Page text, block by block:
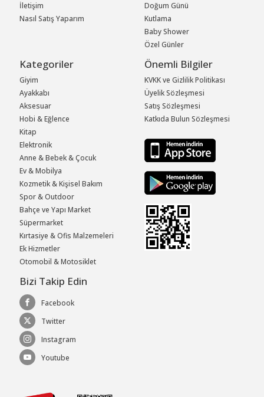
İletişim
Nasıl Satış Yaparım
Doğum Günü
Kutlama
Baby Shower
Özel Günler
Kategoriler
Giyim
Ayakkabı
Aksesuar
Hobi & Eğlence
Kitap
Elektronik
Anne & Bebek & Çocuk
Ev & Mobilya
Kozmetik & Kişisel Bakım
Spor & Outdoor
Bahçe ve Yapı Market
Süpermarket
Kırtasiye & Ofis Malzemeleri
Ek Hizmetler
Otomobil & Motosiklet
Önemli Bilgiler
KVKK ve Gizlilik Politikası
Üyelik Sözleşmesi
Satış Sözleşmesi
Katkıda Bulun Sözleşmesi
Bizi Takip Edin
Facebook
Twitter
Instagram
Youtube